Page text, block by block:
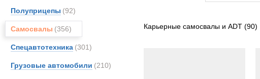
Полуприцепы (92)
Самосвалы (356)
Спецавтотехника (301)
Грузовые автомобили (210)
Карьерные самосвалы и ADT (90)